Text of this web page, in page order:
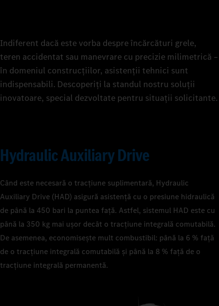
Indiferent dacă este vorba despre încărcături grele,
teren accidentat sau manevrare cu precizie milimetrică –
în domeniul construcțiilor, asistenții tehnici sunt
indispensabili. Descoperiți la standul nostru soluții
inovatoare, special dezvoltate pentru situații solicitante.
Hydraulic Auxiliary Drive
Când este necesară o tracțiune suplimentară, Hydraulic
Auxiliary Drive (HAD) asigură asistență cu o presiune hidraulică
de până la 450 bari la puntea faţă. Astfel, sistemul HAD este cu
până la 350 kg mai ușor decât o tracţiune integrală comutabilă.
De asemenea, economisește mult combustibil: până la 6 % față
de o tracţiune integrală comutabilă și până la 8 % față de o
tracţiune integrală permanentă.